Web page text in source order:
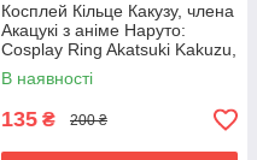
Косплей Кільце Какузу, члена
Акацукі з аніме Наруто:
Cosplay Ring Akatsuki Kakuzu,
anime Naruto
В наявності
135 ₴ 200 ₴